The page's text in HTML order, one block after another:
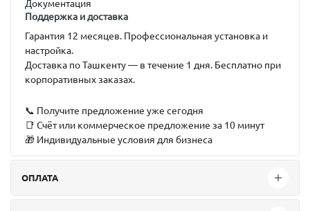
Документация
Поддержка и доставка
Гарантия 12 месяцев. Профессиональная установка и
настройка.
Доставка по Ташкенту — в течение 1 дня. Бесплатно при
корпоративных заказах.
📞 Получите предложение уже сегодня
📑 Счёт или коммерческое предложение за 10 минут
🎁 Индивидуальные условия для бизнеса
ОПЛАТА